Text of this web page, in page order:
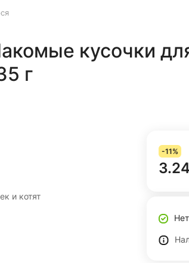
кусочки
г
и котят
-11%